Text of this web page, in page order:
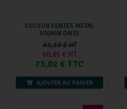
SUCEUR FENTES METAL
500MM DN35
61,59 € HT
60,85 € HT
73,02 € TTC
AJOUTER AU PANIER